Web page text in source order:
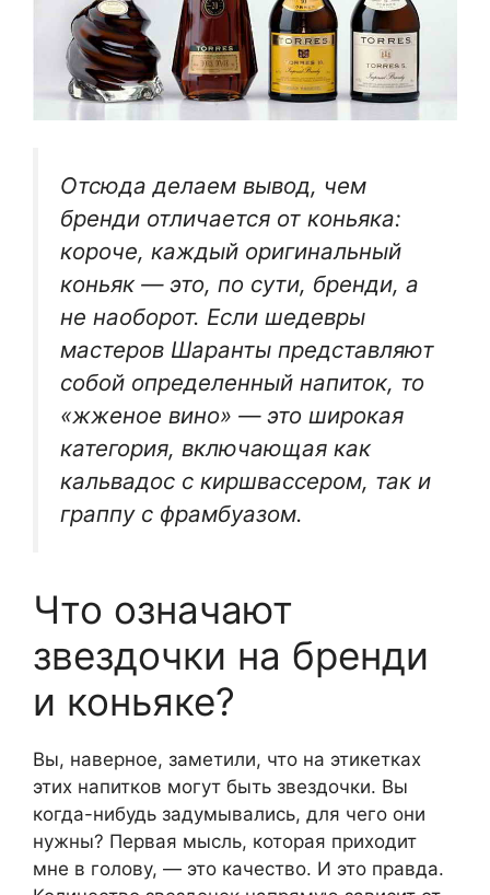
Отсюда делаем вывод, чем
бренди отличается от коньяка:
короче, каждый оригинальный
коньяк — это, по сути, бренди, а
не наоборот. Если шедевры
мастеров Шаранты представляют
собой определенный напиток, то
«жженое вино» — это широкая
категория, включающая как
кальвадос с киршвассером, так и
граппу с фрамбуазом.
Что означают
звездочки на бренди
и коньяке?
Вы, наверное, заметили, что на этикетках
этих напитков могут быть звездочки. Вы
когда-нибудь задумывались, для чего они
нужны? Первая мысль, которая приходит
мне в голову, — это качество. И это правда.